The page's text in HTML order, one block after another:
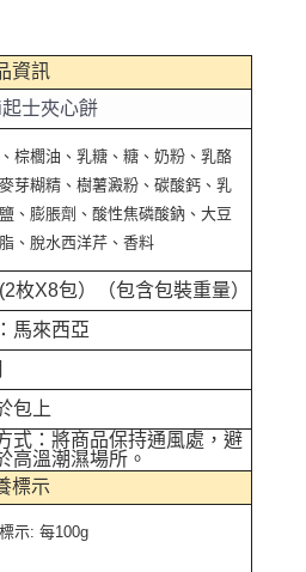
資訊
士夾心餅
棕櫚油、乳糖、糖、奶粉、乳酪
芽糊精、樹薯澱粉、碳酸鈣、乳
、膨脹劑、酸性焦磷酸鈉、大豆
、脫水西洋芹、香料
枚X8包）（包含包裝重量）
馬來西亞
包上
式：將商品保持通風處，避
高溫潮濕場所。
標示
示: 每100g